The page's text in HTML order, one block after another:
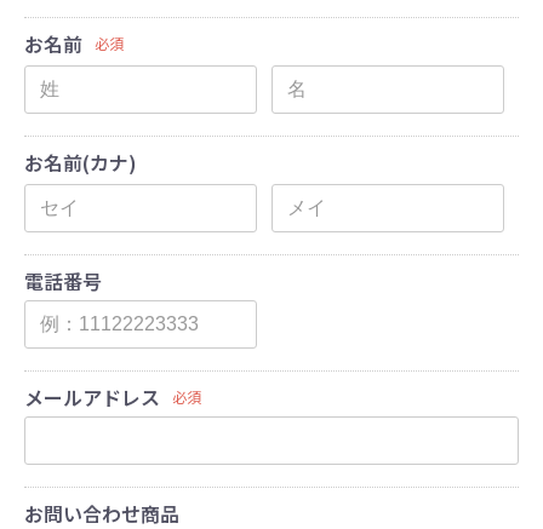
お名前 必須
お名前(カナ)
電話番号
メールアドレス 必須
お問い合わせ商品